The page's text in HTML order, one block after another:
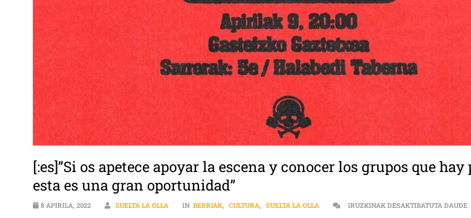
[:es]”Si os apetece apoyar la escena y conocer los grupos que hay
esta es una gran oportunidad”
8 APIRILA, 2022 SUELTA LA OLLA IN BERRIAK, CULTURA, SUELTA LA OLLA IRUZKINAK DESAKTIBATUTA DAUDE